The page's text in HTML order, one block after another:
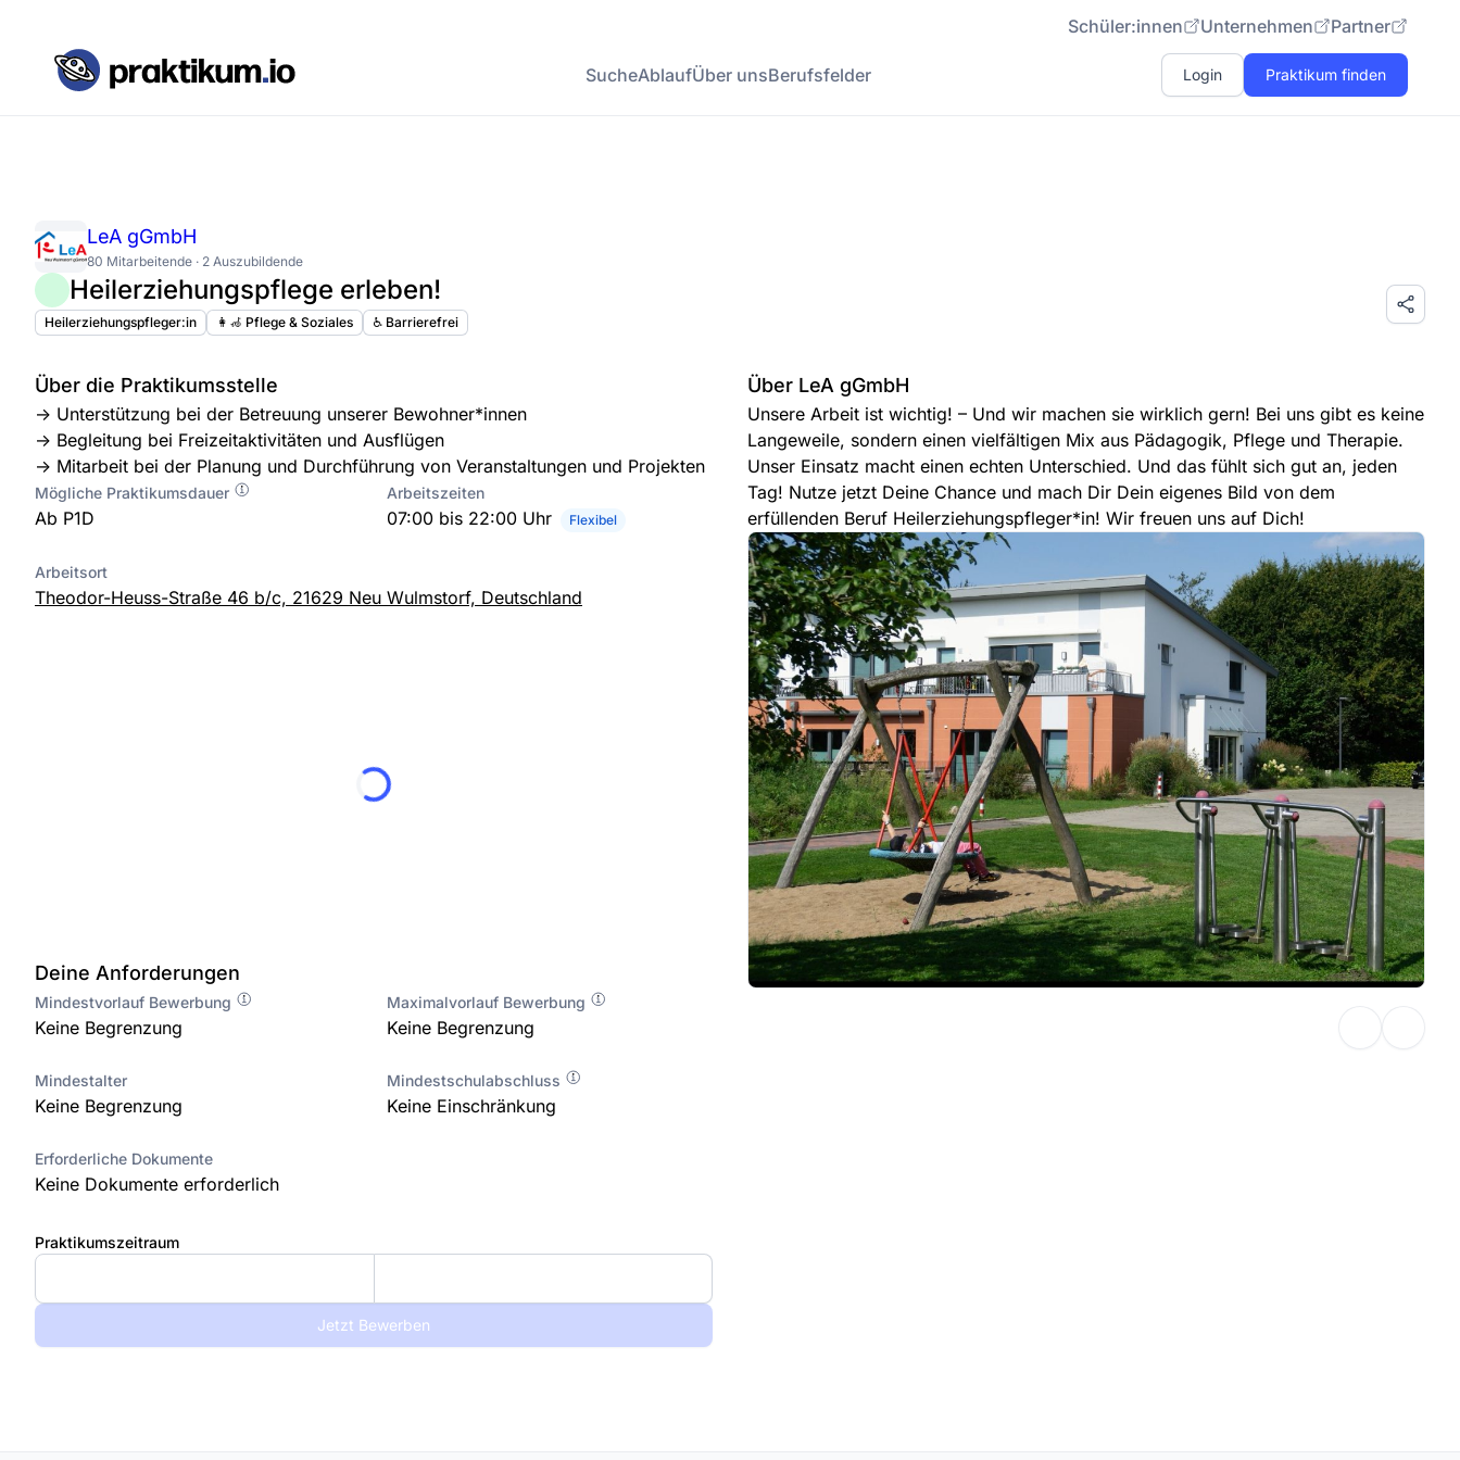
Schüler:innen Unternehmen Partner
SucheAblaufÜber unsBerufsfelder Login Praktikum finden
LeA gGmbH
80 Mitarbeitende · 2 Auszubildende
Heilerziehungspflege erleben!
Heilerziehungspfleger:in 👩‍🦽 Pflege & Soziales ♿️ Barrierefrei
Über die Praktikumsstelle
-> Unterstützung bei der Betreuung unserer Bewohner*innen
-> Begleitung bei Freizeitaktivitäten und Ausflügen
-> Mitarbeit bei der Planung und Durchführung von Veranstaltungen und Projekten
Mögliche Praktikumsdauer
Ab P1D
Arbeitszeiten
07:00 bis 22:00 Uhr Flexibel
Arbeitsort
Theodor-Heuss-Straße 46 b/c, 21629 Neu Wulmstorf, Deutschland
Deine Anforderungen
Mindestvorlauf Bewerbung
Keine Begrenzung
Maximalvorlauf Bewerbung
Keine Begrenzung
Mindestalter
Keine Begrenzung
Mindestschulabschluss
Keine Einschränkung
Erforderliche Dokumente
Keine Dokumente erforderlich
Über LeA gGmbH
Unsere Arbeit ist wichtig! – Und wir machen sie wirklich gern! Bei uns gibt es keine
Langeweile, sondern einen vielfältigen Mix aus Pädagogik, Pflege und Therapie.
Unser Einsatz macht einen echten Unterschied. Und das fühlt sich gut an, jeden
Tag! Nutze jetzt Deine Chance und mach Dir Dein eigenes Bild von dem
erfüllenden Beruf Heilerziehungspfleger*in! Wir freuen uns auf Dich!
Praktikumszeitraum
Jetzt Bewerben